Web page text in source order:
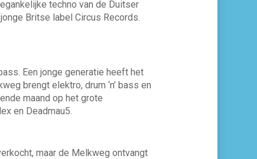
techno van de Duitser
Britse label Circus Records.
Een jonge generatie heeft het
brengt elektro, drum ‘n’ bass en
maand op het grote
en Deadmau5.
maar de Melkweg ontvangt